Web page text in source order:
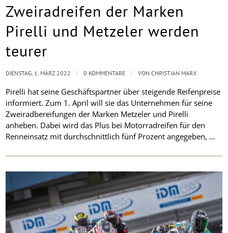
Zweiradreifen der Marken
Pirelli und Metzeler werden
teurer
Pirelli hat seine Geschäftspartner über steigende Reifenpreise
informiert. Zum 1. April will sie das Unternehmen für seine
Zweiradbereifungen der Marken Metzeler und Pirelli
anheben. Dabei wird das Plus bei Motorradreifen für den
Renneinsatz mit durchschnittlich fünf Prozent angegeben, …
DIENSTAG, 1. MÄRZ 2022 / 0 KOMMENTARE / VONCHRISTIAN MARX